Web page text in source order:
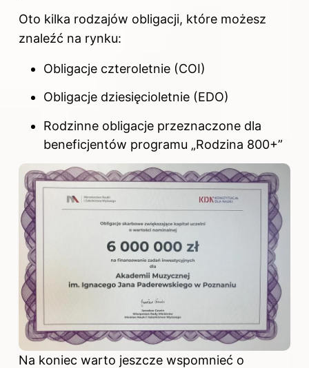
Oto kilka rodzajów obligacji, które możesz
znaleźć na rynku:
Obligacje czteroletnie (COI)
Obligacje dziesięcioletnie (EDO)
Rodzinne obligacje przeznaczone dla
beneficjentów programu „Rodzina 800+”
Na koniec warto jeszcze wspomnieć o